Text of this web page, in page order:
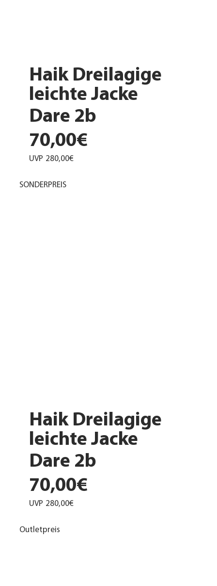
Haik Dreilagige
leichte Jacke
Dare 2b
70,00€
UVP 280,00€
Haik Dreilagige
leichte Jacke
Dare 2b
70,00€
UVP 280,00€
SONDERPREIS
Outletpreis